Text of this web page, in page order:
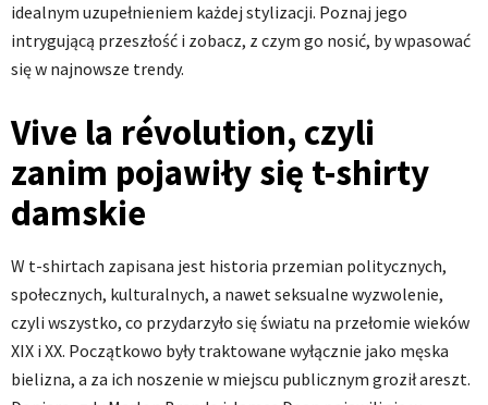
idealnym uzupełnieniem każdej stylizacji. Poznaj jego
intrygującą przeszłość i zobacz, z czym go nosić, by wpasować
się w najnowsze trendy.
Vive la révolution, czyli
zanim pojawiły się t-shirty
damskie
W t-shirtach zapisana jest historia przemian politycznych,
społecznych, kulturalnych, a nawet seksualne wyzwolenie,
czyli wszystko, co przydarzyło się światu na przełomie wieków
XIX i XX. Początkowo były traktowane wyłącznie jako męska
bielizna, a za ich noszenie w miejscu publicznym groził areszt.